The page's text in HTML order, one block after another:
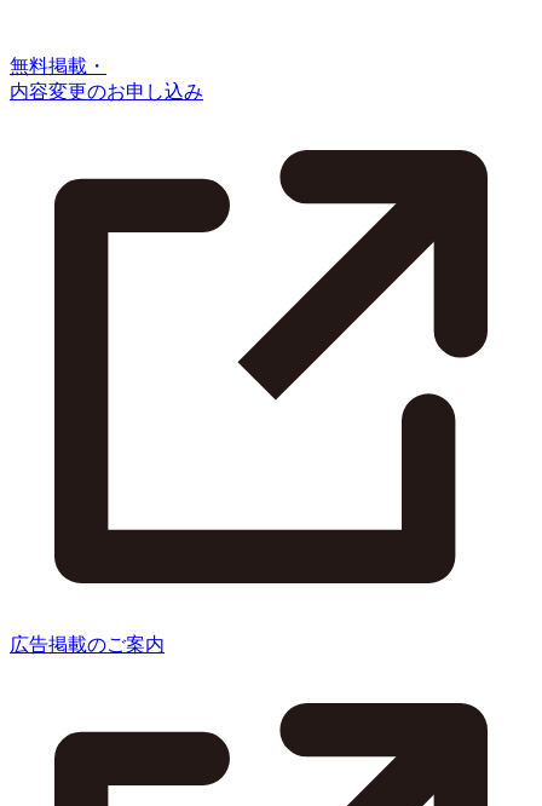
無料掲載・
内容変更のお申し込み
広告掲載のご案内